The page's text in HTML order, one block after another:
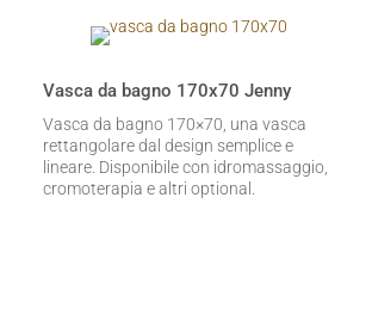
Vasca da bagno 170x70 Jenny
Vasca da bagno 170×70, una vasca
rettangolare dal design semplice e
lineare. Disponibile con idromassaggio,
cromoterapia e altri optional.